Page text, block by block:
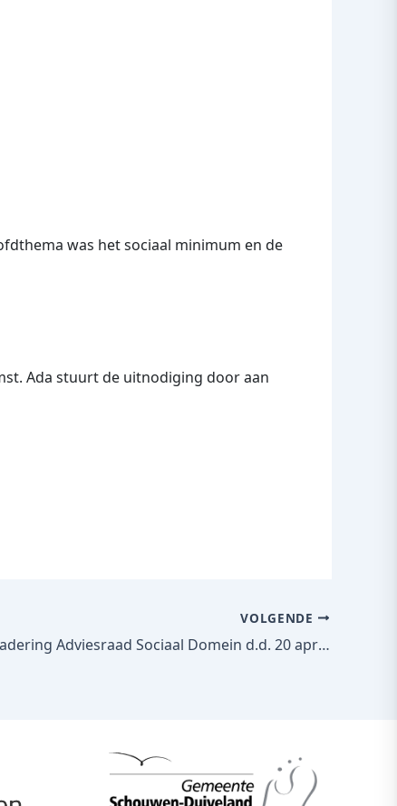
was het sociaal minimum en de
Ada stuurt de uitnodiging door aan
VOLGENDE
Verslag vergadering Adviesraad Sociaal Domein d.d. 20 april 2023